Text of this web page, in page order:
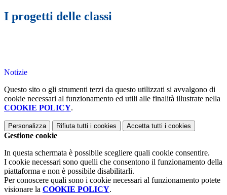
I progetti delle classi
Notizie
Questo sito o gli strumenti terzi da questo utilizzati si avvalgono di
cookie necessari al funzionamento ed utili alle finalità illustrate nella
COOKIE POLICY.
Personalizza Rifiuta tutti i cookies Accetta tutti i cookies
Gestione cookie
In questa schermata è possibile scegliere quali cookie consentire.
I cookie necessari sono quelli che consentono il funzionamento della
piattaforma e non è possibile disabilitarli.
Per conoscere quali sono i cookie necessari al funzionamento potete
visionare la COOKIE POLICY.